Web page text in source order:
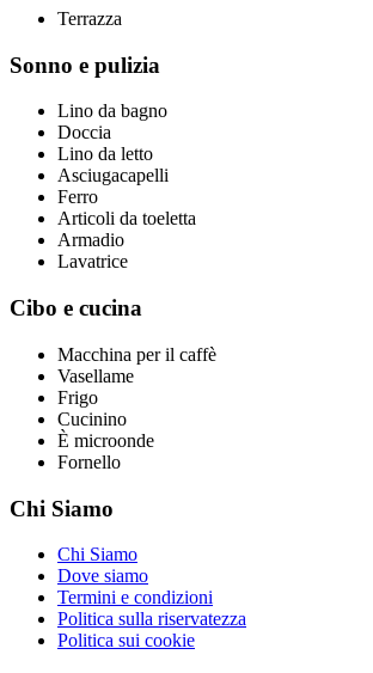
Terrazza
Sonno e pulizia
Lino da bagno
Doccia
Lino da letto
Asciugacapelli
Ferro
Articoli da toeletta
Armadio
Lavatrice
Cibo e cucina
Macchina per il caffè
Vasellame
Frigo
Cucinino
È microonde
Fornello
Chi Siamo
Chi Siamo
Dove siamo
Termini e condizioni
Politica sulla riservatezza
Politica sui cookie